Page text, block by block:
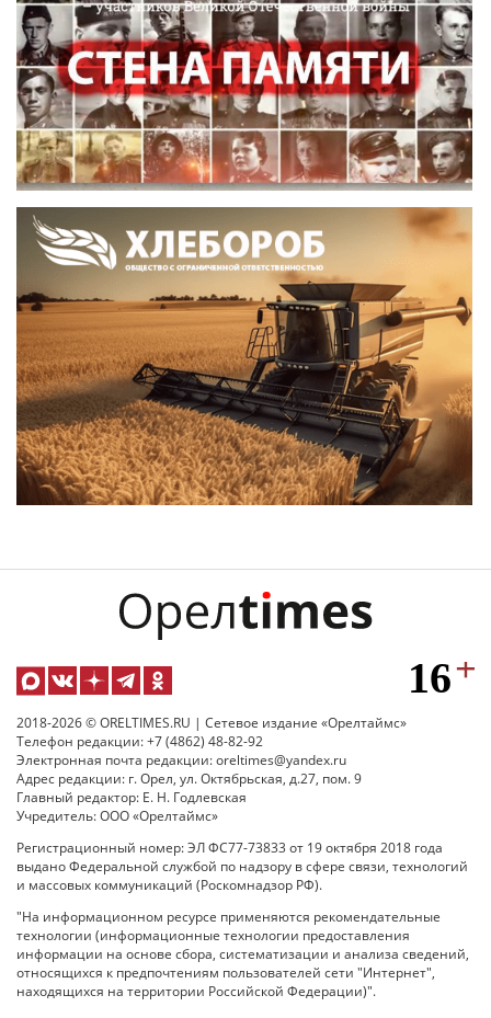
2018-2026 © ORELTIMES.RU | Сетевое издание «Орелтаймс»
Телефон редакции: +7 (4862) 48-82-92
Электронная почта редакции: oreltimes@yandex.ru
Адрес редакции: г. Орел, ул. Октябрьская, д.27, пом. 9
Главный редактор: Е. Н. Годлевская
Учредитель: ООО «Орелтаймс»
Регистрационный номер: ЭЛ ФС77-73833 от 19 октября 2018 года
выдано Федеральной службой по надзору в сфере связи, технологий
и массовых коммуникаций (Роскомнадзор РФ).
"На информационном ресурсе применяются рекомендательные
технологии (информационные технологии предоставления
информации на основе сбора, систематизации и анализа сведений,
относящихся к предпочтениям пользователей сети "Интернет",
находящихся на территории Российской Федерации)".